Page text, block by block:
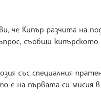
че Кипър разчита на
съобщи кипърското
със специалния
е на първата си мисия